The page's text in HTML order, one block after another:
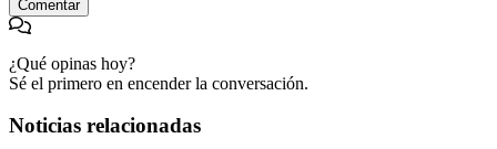
Comentar
¿Qué opinas hoy?
Sé el primero en encender la conversación.
Noticias relacionadas